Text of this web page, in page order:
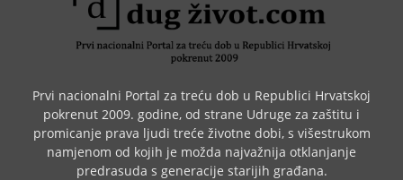
Prvi nacionalni Portal za treću dob u Republici Hrvatskoj
pokrenut 2009. godine, od strane Udruge za zaštitu i
promicanje prava ljudi treće životne dobi, s višestrukom
namjenom od kojih je možda najvažnija otklanjanje
predrasuda s generacije starijih građana.